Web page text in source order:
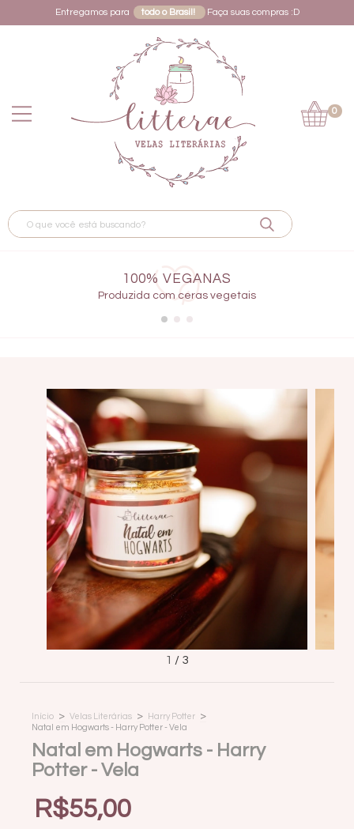
Entregamos para todo o Brasil! Faça suas compras :D
0
100% VEGANAS
Produzida com ceras vegetais
1 / 3
Início > Velas Literárias > Harry Potter >
Natal em Hogwarts - Harry Potter - Vela
Natal em Hogwarts - Harry
Potter - Vela
R$55,00